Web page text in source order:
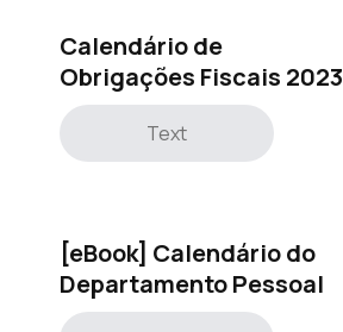
Calendário de
Obrigações Fiscais 2023
Text
[eBook] Calendário do
Departamento Pessoal